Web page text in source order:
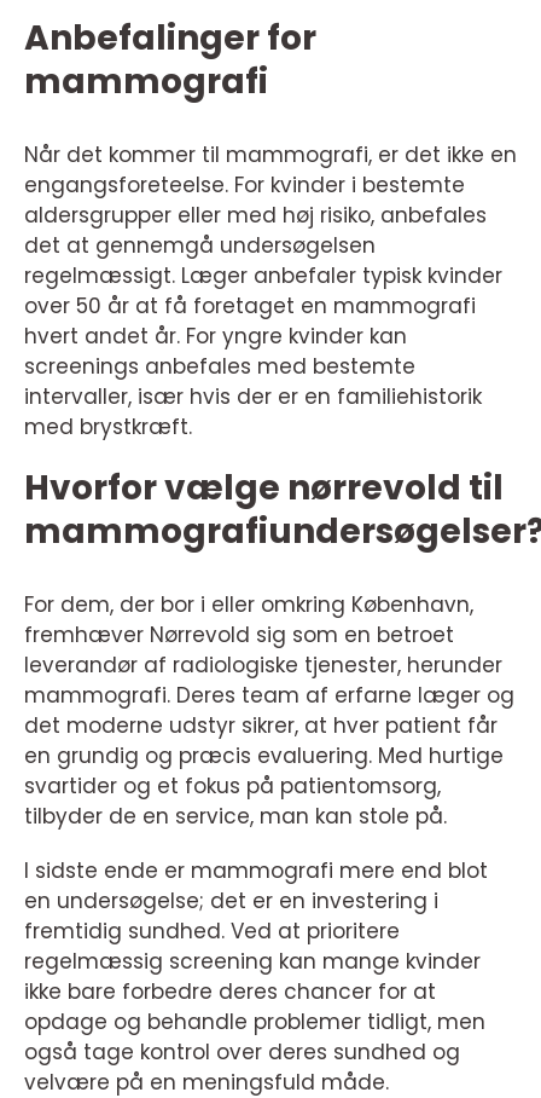
Anbefalinger for
mammografi
Når det kommer til mammografi, er det ikke en
engangsforeteelse. For kvinder i bestemte
aldersgrupper eller med høj risiko, anbefales
det at gennemgå undersøgelsen
regelmæssigt. Læger anbefaler typisk kvinder
over 50 år at få foretaget en mammografi
hvert andet år. For yngre kvinder kan
screenings anbefales med bestemte
intervaller, især hvis der er en familiehistorik
med brystkræft.
Hvorfor vælge nørrevold til
For dem, der bor i eller omkring København,
fremhæver Nørrevold sig som en betroet
leverandør af radiologiske tjenester, herunder
mammografi. Deres team af erfarne læger og
det moderne udstyr sikrer, at hver patient får
en grundig og præcis evaluering. Med hurtige
svartider og et fokus på patientomsorg,
tilbyder de en service, man kan stole på.
I sidste ende er mammografi mere end blot
en undersøgelse; det er en investering i
fremtidig sundhed. Ved at prioritere
regelmæssig screening kan mange kvinder
ikke bare forbedre deres chancer for at
opdage og behandle problemer tidligt, men
også tage kontrol over deres sundhed og
velvære på en meningsfuld måde.